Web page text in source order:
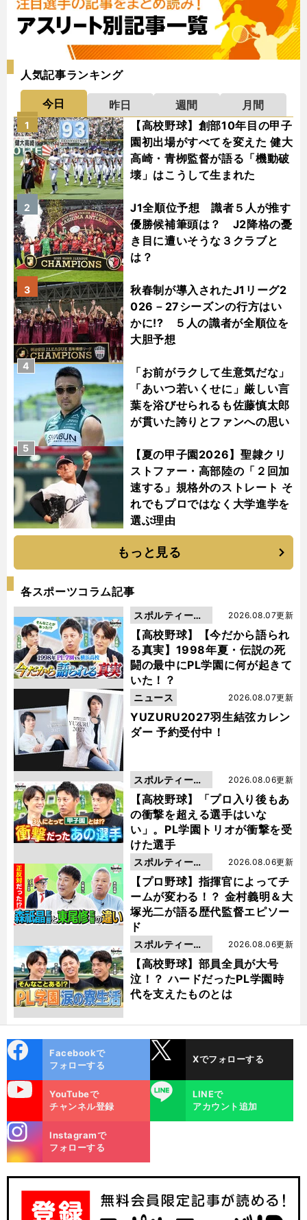
人気記事ランキング
今日 昨日 週間
月間
【高校野球】創部10年目の甲子
園初出場がすべてを変えた 健大
高崎・青栁監督が語る「機動破
壊」はこうして生まれた
1
J1全順位予想 識者５人が推す
優勝候補筆頭は？ J2降格の憂
き目に遭いそうな３クラブと
は？
2
秋春制が導入されたJ1リーグ2
026－27シーズンの行方はい
かに!? ５人の識者が全順位を
大胆予想
3
「お前がラクして生意気だな」
「あいつ若いくせに」厳しい言
葉を浴びせられるも佐藤慎太郎
が貫いた誇りとファンへの思い
4
【夏の甲子園2026】聖隷クリ
ストファー・高部陸の「２回加
速する」規格外のストレート そ
れでもプロではなく大学進学を
選ぶ理由
5
もっと見る
各スポーツコラム記事
【高校野球】【今だから語られ
る真実】1998年夏・伝説の死
闘の最中にPL学園に何が起きて
いた！？
2026.08.07更新
スポルティーバ
動画
YUZURU2027羽生結弦カレン
ダー 予約受付中！
2026.08.07更新
ニュース
【高校野球】「プロ入り後もあ
の衝撃を超える選手はいな
い」。PL学園トリオが衝撃を受
けた選手
2026.08.06更新
スポルティーバ
動画
【プロ野球】指揮官によってチ
ームが変わる！？ 金村義明＆大
塚光二が語る歴代監督エピソー
ド
2026.08.06更新
スポルティーバ
動画
【高校野球】部員全員が大号
泣！？ ハードだったPL学園時
代を支えたものとは
2026.08.06更新
スポルティーバ
動画
ok
Facebookで
フォローする
Xでフォローする
YouTubeで
チャンネル登録
LINE
LINEで
アカウント追加
m
Instagramで
フォローする